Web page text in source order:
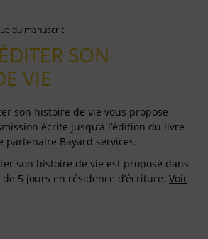
du manuscrit
SON
VIE
son histoire de vie vous propose
écrite jusqu’à l’édition du livre
partenaire Bayard services.
son histoire de vie est proposé dans
5 jours en résidence d’écriture. Voir